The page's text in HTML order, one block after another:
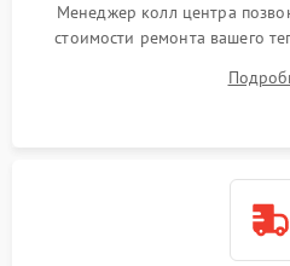
Менеджер колл центра
стоимости ремонта вашего